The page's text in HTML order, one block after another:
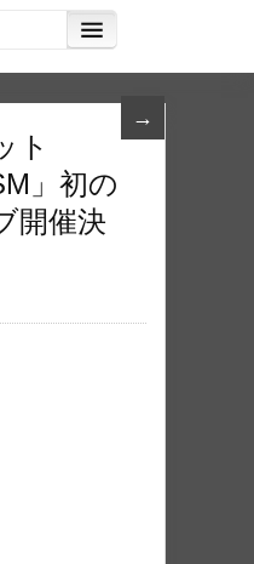
→
ト
」初の
開催決